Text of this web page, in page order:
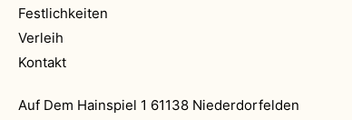
Festlichkeiten
Verleih
Kontakt
Auf Dem Hainspiel 1 61138 Niederdorfelden